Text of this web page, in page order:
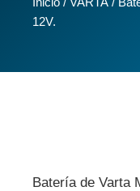
12V.
Batería de Varta